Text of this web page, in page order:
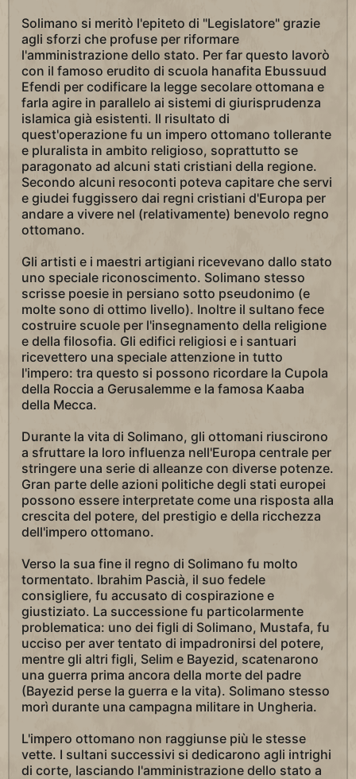
Solimano si meritò l'epiteto di "Legislatore" grazie
agli sforzi che profuse per riformare
l'amministrazione dello stato. Per far questo lavorò
con il famoso erudito di scuola hanafita Ebussuud
Efendi per codificare la legge secolare ottomana e
farla agire in parallelo ai sistemi di giurisprudenza
islamica già esistenti. Il risultato di
quest'operazione fu un impero ottomano tollerante
e pluralista in ambito religioso, soprattutto se
paragonato ad alcuni stati cristiani della regione.
Secondo alcuni resoconti poteva capitare che servi
e giudei fuggissero dai regni cristiani d'Europa per
andare a vivere nel (relativamente) benevolo regno
ottomano.
Gli artisti e i maestri artigiani ricevevano dallo stato
uno speciale riconoscimento. Solimano stesso
scrisse poesie in persiano sotto pseudonimo (e
molte sono di ottimo livello). Inoltre il sultano fece
costruire scuole per l'insegnamento della religione
e della filosofia. Gli edifici religiosi e i santuari
ricevettero una speciale attenzione in tutto
l'impero: tra questo si possono ricordare la Cupola
della Roccia a Gerusalemme e la famosa Kaaba
della Mecca.
Durante la vita di Solimano, gli ottomani riuscirono
a sfruttare la loro influenza nell'Europa centrale per
stringere una serie di alleanze con diverse potenze.
Gran parte delle azioni politiche degli stati europei
possono essere interpretate come una risposta alla
crescita del potere, del prestigio e della ricchezza
dell'impero ottomano.
Verso la sua fine il regno di Solimano fu molto
tormentato. Ibrahim Pascià, il suo fedele
consigliere, fu accusato di cospirazione e
giustiziato. La successione fu particolarmente
problematica: uno dei figli di Solimano, Mustafa, fu
ucciso per aver tentato di impadronirsi del potere,
mentre gli altri figli, Selim e Bayezid, scatenarono
una guerra prima ancora della morte del padre
(Bayezid perse la guerra e la vita). Solimano stesso
morì durante una campagna militare in Ungheria.
L'impero ottomano non raggiunse più le stesse
vette. I sultani successivi si dedicarono agli intrighi
di corte, lasciando l'amministrazione dello stato a